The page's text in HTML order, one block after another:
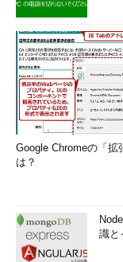
Google Chromeの「拡
は？
識と